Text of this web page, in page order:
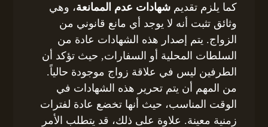
كما يلزم تقديمشهادات عدم الممانعة، وهي
وثائق تثبت أنه لا يوجد أي مانع قانوني من
الزواج. يتم إصدار هذه الشهادات عادة من
السلطات المحلية أو السفارات, حيث تؤكد أن
الطرفين ليس في علاقة زواج موجودة حالياً.
من المهم أن يتم تحرير هذه الشهادات في
الوقت المناسب، حيث أنها تخضع عادة لفترات
زمنية معينة. علاوة على ذلك، قد يتطلب الأمر